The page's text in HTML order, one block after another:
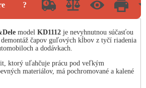
?
model KD1112 je nevyhnutnou súčasťou
čapov guľových kĺbov z tyčí riadenia
a dodávkach.
ktorý uľahčuje prácu pod veľkým
materiálov, má pochromované a kalené